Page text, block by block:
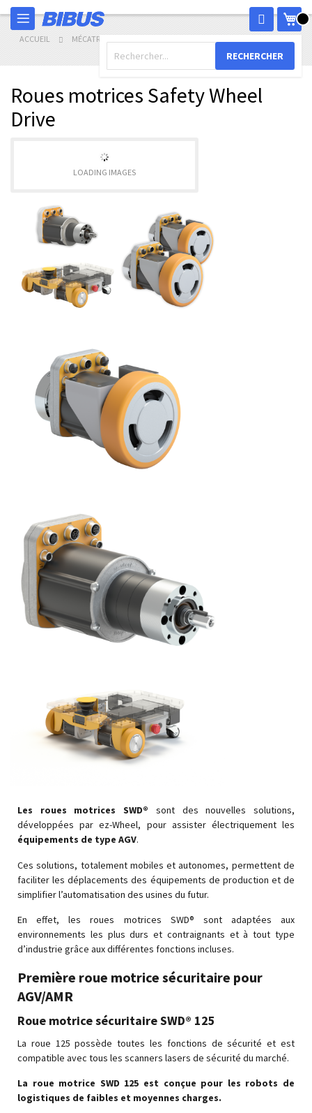
Allez
au
contenu
RECHERCHER
ACCUEIL MÉCATRONIQUE
Roues motrices Safety Wheel
Drive
LOADING IMAGES
Les roues motrices SWD® sont des nouvelles solutions,
développées par ez-Wheel, pour assister électriquement les
équipements de type AGV.
Ces solutions, totalement mobiles et autonomes, permettent de
faciliter les déplacements des équipements de production et de
simplifier l’automatisation des usines du futur.
En effet, les roues motrices SWD® sont adaptées aux
environnements les plus durs et contraignants et à tout type
d’industrie grâce aux différentes fonctions incluses.
Première roue motrice sécuritaire pour
AGV/AMR
Roue motrice sécuritaire SWD® 125
La roue 125 possède toutes les fonctions de sécurité et est
compatible avec tous les scanners lasers de sécurité du marché.
La roue motrice SWD 125 est conçue pour les robots de
logistiques de faibles et moyennes charges.